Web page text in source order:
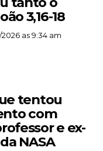
3,16-18
2026 as 9:34 am
tentou
com
e ex-
NASA